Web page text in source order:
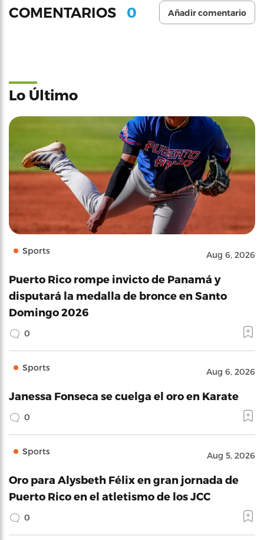
COMENTARIOS 0 Añadir comentario
Lo Último
Sports Aug 6, 2026
Puerto Rico rompe invicto de Panamá y
disputará la medalla de bronce en Santo
Domingo 2026
0
Sports Aug 6, 2026
Janessa Fonseca se cuelga el oro en Karate
0
Sports Aug 5, 2026
Oro para Alysbeth Félix en gran jornada de
Puerto Rico en el atletismo de los JCC
0